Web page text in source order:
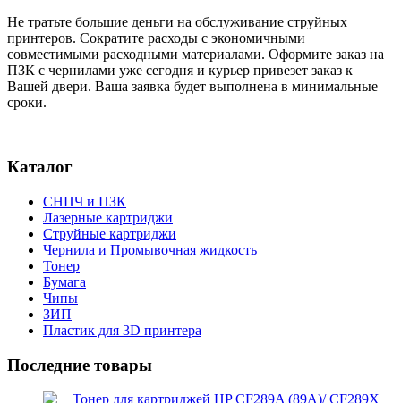
Не тратьте большие деньги на обслуживание струйных
принтеров. Сократите расходы с экономичными
совместимыми расходными материалами. Оформите заказ на
ПЗК с чернилами уже сегодня и курьер привезет заказ к
Вашей двери. Ваша заявка будет выполнена в минимальные
сроки.
Каталог
СНПЧ и ПЗК
Лазерные картриджи
Струйные картриджи
Чернила и Промывочная жидкость
Тонер
Бумага
Чипы
ЗИП
Пластик для 3D принтера
Последние товары